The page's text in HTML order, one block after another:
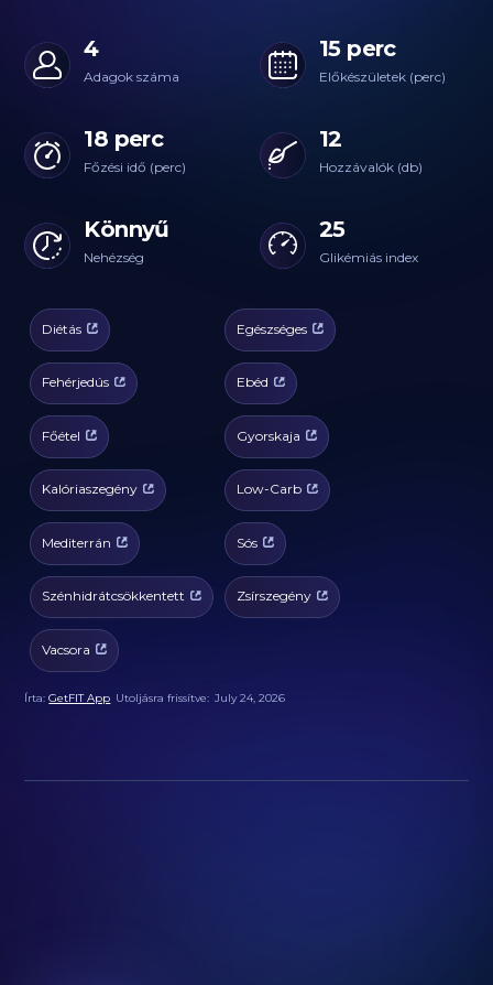
4
Adagok száma
15 perc
Előkészületek (perc)
18 perc
Főzési idő (perc)
12
Hozzávalók (db)
Könnyű
Nehézség
25
Glikémiás index
Diétás Egészséges
Fehérjedús Ebéd
Főétel Gyorskaja
Kalóriaszegény Low-Carb
Mediterrán Sós
Szénhidrátcsökkentett Zsírszegény
Vacsora
Írta:GetFIT App Utoljásra frissítve: July 24, 2026